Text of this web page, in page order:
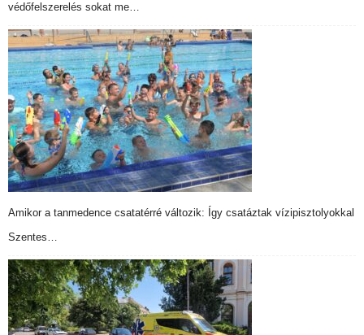
védőfelszerelés sokat me…
Amikor a tanmedence csatatérré változik: Így csatáztak vízipisztolyokkal
Szentes…